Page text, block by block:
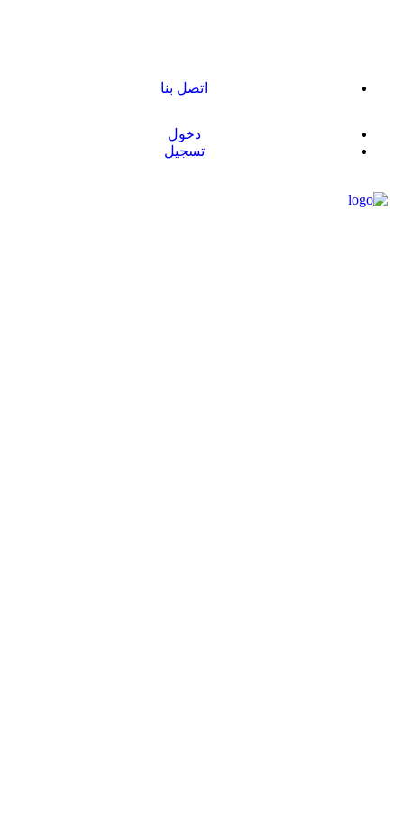
اتصل بنا
دخول
تسجيل